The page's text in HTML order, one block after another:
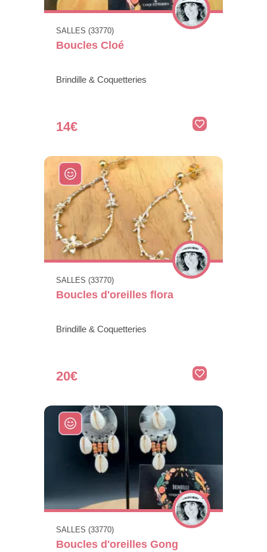
SALLES (33770)
Boucles Cloé
Brindille & Coquetteries
14€
SALLES (33770)
Boucles d'oreilles flora
Brindille & Coquetteries
20€
SALLES (33770)
Boucles d'oreilles Gong